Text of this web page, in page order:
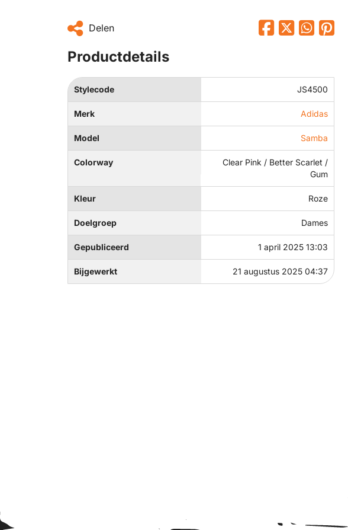
Delen
Productdetails
Stylecode JS4500
Merk Adidas
Model Samba
Colorway
Clear Pink / Better Scarlet /
Gum
Kleur Roze
Doelgroep Dames
Gepubliceerd 1 april 2025 13:03
Bijgewerkt 21 augustus 2025 04:37